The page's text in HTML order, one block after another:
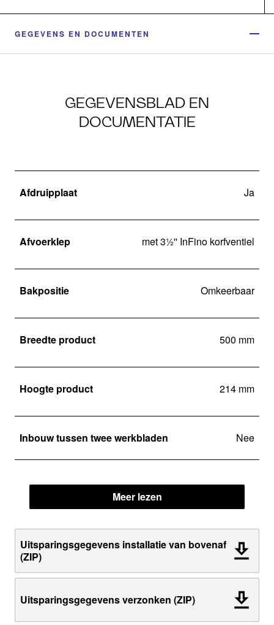
GEGEVENS EN DOCUMENTEN
GEGEVENSBLAD EN
DOCUMENTATIE
Afdruipplaat Ja
Afvoerklep met 3½'' InFino korfventiel
Bakpositie Omkeerbaar
Breedte product 500 mm
Hoogte product 214 mm
Inbouw tussen twee werkbladen Nee
Meer lezen
Uitsparingsgegevens installatie van bovenaf
(ZIP)
Uitsparingsgegevens verzonken (ZIP)